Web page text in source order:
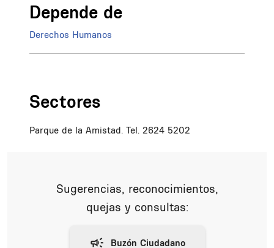
Depende de
Derechos Humanos
Sectores
Parque de la Amistad. Tel. 2624 5202
Sugerencias, reconocimientos,
quejas y consultas: